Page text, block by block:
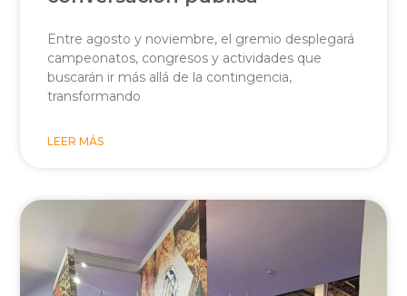
Entre agosto y noviembre, el gremio desplegará
campeonatos, congresos y actividades que
buscarán ir más allá de la contingencia,
transformando
LEER MÁS